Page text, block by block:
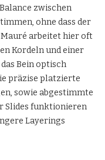
zwischen
ohne dass der
arbeitet hier oft
Kordeln und einer
Bein optisch
präzise platzierte
sowie abgestimmte
Slides funktionieren
Layerings